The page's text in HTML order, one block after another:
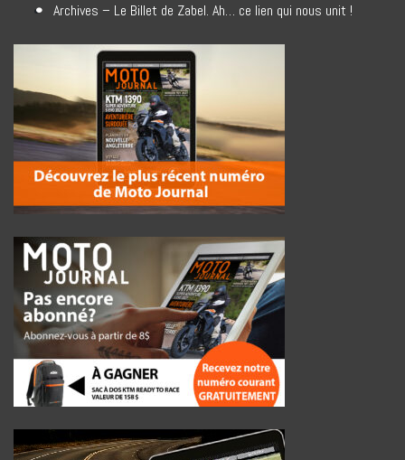
Archives – Le Billet de Zabel. Ah… ce lien qui nous unit !